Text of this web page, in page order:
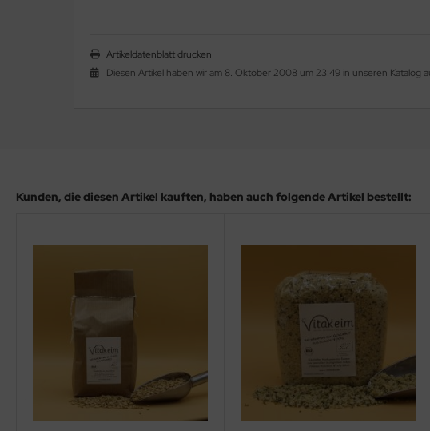
Artikeldatenblatt drucken
Diesen Artikel haben wir am 8. Oktober 2008 um 23:49 in unseren Katalog
Kunden, die diesen Artikel kauften, haben auch folgende Artikel bestellt: